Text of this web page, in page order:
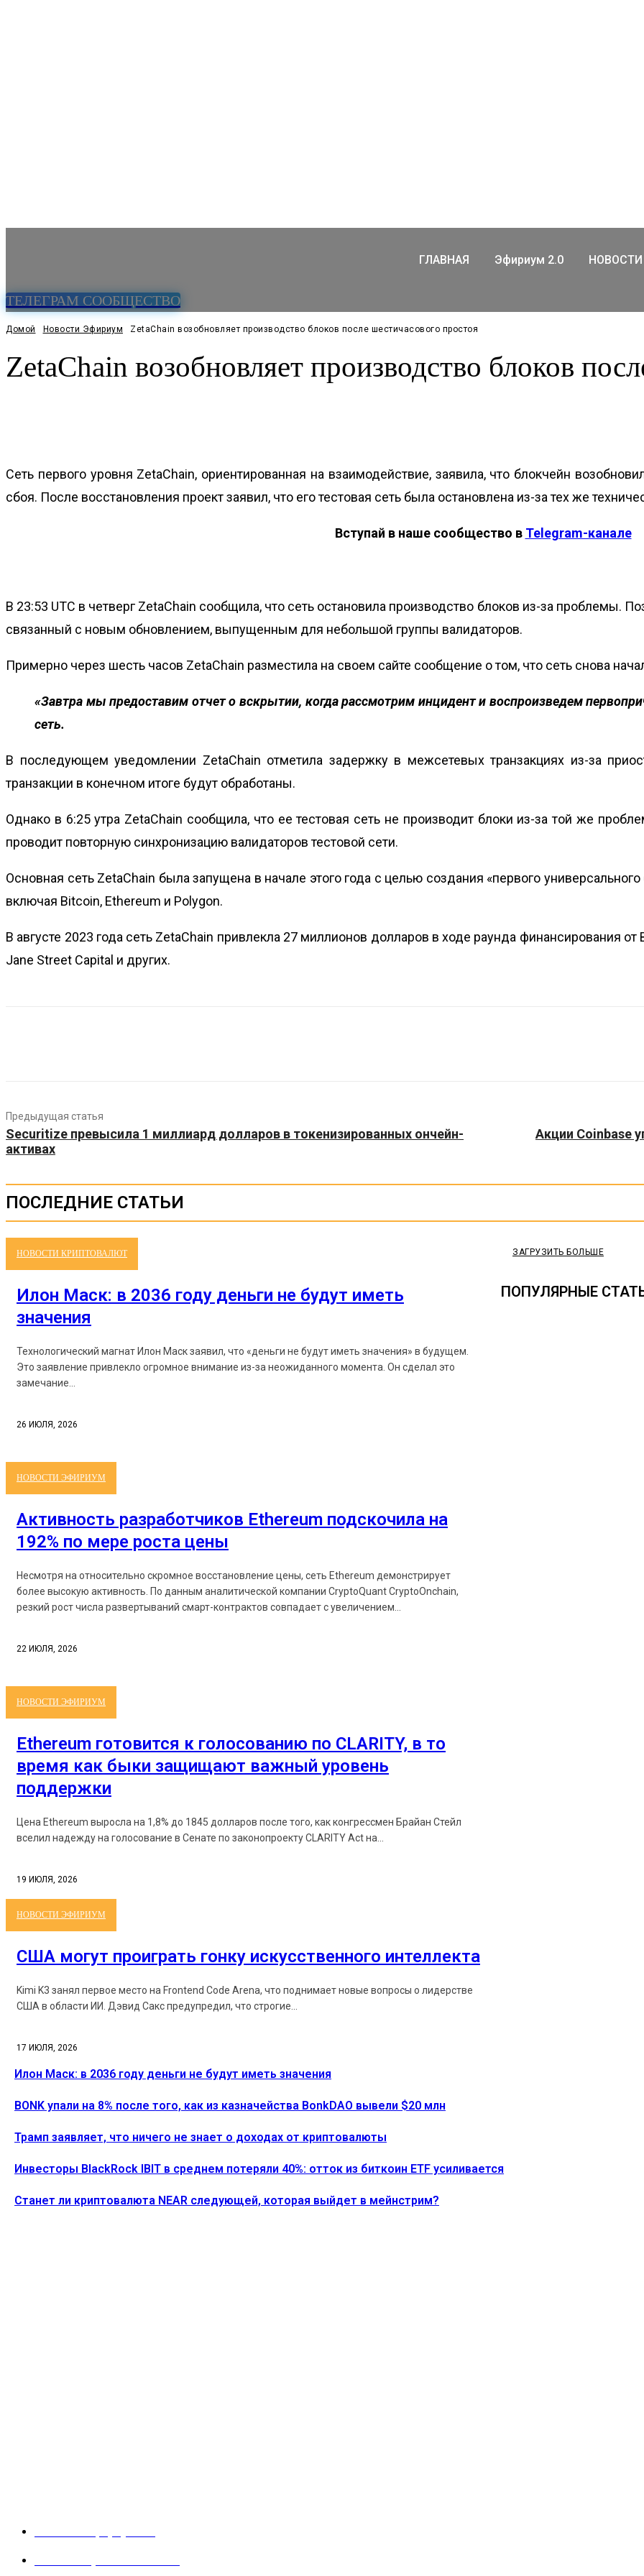
ТЕЛЕГРАМ СООБЩЕСТВО
ГЛАВНАЯ Эфириум 2.0 НОВОСТИ
Домой Новости Эфириум ZetaChain возобновляет производство блоков после шестичасового простоя
ZetaChain возобновляет производство блоков
Сеть первого уровня ZetaChain, ориентированная на взаимодействие, заявила, что блокчейн
сбоя. После восстановления проект заявил, что его тестовая сеть была остановлена ​​из-за тех же
Вступай в наше сообщество в Telegram-канале
В 23:53 UTC в четверг ZetaChain сообщила, что сеть остановила производство блоков из-за проблемы.
связанный с новым обновлением, выпущенным для небольшой группы валидаторов.
Примерно через шесть часов ZetaChain разместила на своем сайте сообщение о том, что сеть снова
«Завтра мы предоставим отчет о вскрытии, когда рассмотрим инцидент и воспроизведем
сеть.
В последующем уведомлении ZetaChain отметила задержку в межсетевых транзакциях из-за
транзакции в конечном итоге будут обработаны.
Однако в 6:25 утра ZetaChain сообщила, что ее тестовая сеть не производит блоки из-за той же
проводит повторную синхронизацию валидаторов тестовой сети.
Основная сеть ZetaChain была запущена в начале этого года с целью создания «первого
включая Bitcoin, Ethereum и Polygon.
В августе 2023 года сеть ZetaChain привлекла 27 миллионов долларов в ходе раунда финансирования от
Jane Street Capital и других.
Предыдущая статья
Securitize превысила 1 миллиард долларов в токенизированных ончейн-
активах
Акции Coinbase
ПОСЛЕДНИЕ СТАТЬИ
НОВОСТИ КРИПТОВАЛЮТ
Илон Маск: в 2036 году деньги не будут иметь
значения
Технологический магнат Илон Маск заявил, что «деньги не будут иметь значения» в будущем.
Это заявление привлекло огромное внимание из-за неожиданного момента. Он сделал это
замечание...
26 ИЮЛЯ, 2026
НОВОСТИ ЭФИРИУМ
Активность разработчиков Ethereum подскочила на
192% по мере роста цены
Несмотря на относительно скромное восстановление цены, сеть Ethereum демонстрирует
более высокую активность. По данным аналитической компании CryptoQuant CryptoOnchain,
резкий рост числа развертываний смарт-контрактов совпадает с увеличением...
22 ИЮЛЯ, 2026
НОВОСТИ ЭФИРИУМ
Ethereum готовится к голосованию по CLARITY, в то
время как быки защищают важный уровень
поддержки
Цена Ethereum выросла на 1,8% до 1845 долларов после того, как конгрессмен Брайан Стейл
вселил надежду на голосование в Сенате по законопроекту CLARITY Act на...
19 ИЮЛЯ, 2026
НОВОСТИ ЭФИРИУМ
США могут проиграть гонку искусственного интеллекта
Kimi K3 занял первое место на Frontend Code Arena, что поднимает новые вопросы о лидерстве
США в области ИИ. Дэвид Сакс предупредил, что строгие...
17 ИЮЛЯ, 2026
ЗАГРУЗИТЬ БОЛЬШЕ
ПОПУЛЯРНЫЕ
Илон Маск: в 2036 году деньги не будут иметь значения
BONK упали на 8% после того, как из казначейства BonkDAO вывели $20 млн
Трамп заявляет, что ничего не знает о доходах от криптовалюты
Инвесторы BlackRock IBIT в среднем потеряли 40%: отток из биткоин ETF усиливается
Станет ли криптовалюта NEAR следующей, которая выйдет в мейнстрим?